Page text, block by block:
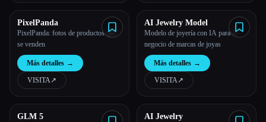
PixelPanda
PixelPanda: fotos de productos que
se venden
Más detalles →
VISITA↗︎
AI Jewelry Model
Modelo de joyería con IA para el
negocio de marcas de joyas
Más detalles →
VISITA↗︎
GLM 5 AI Jewelry